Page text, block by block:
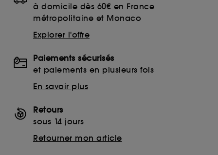
à domicile dès 60€ en France
métropolitaine et Monaco
Explorer l'offre
Paiements sécurisés
et paiements en plusieurs fois
En savoir plus
Retours
sous 14 jours
Retourner mon article